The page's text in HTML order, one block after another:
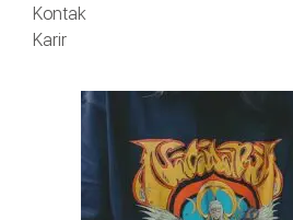
Kontak
Karir